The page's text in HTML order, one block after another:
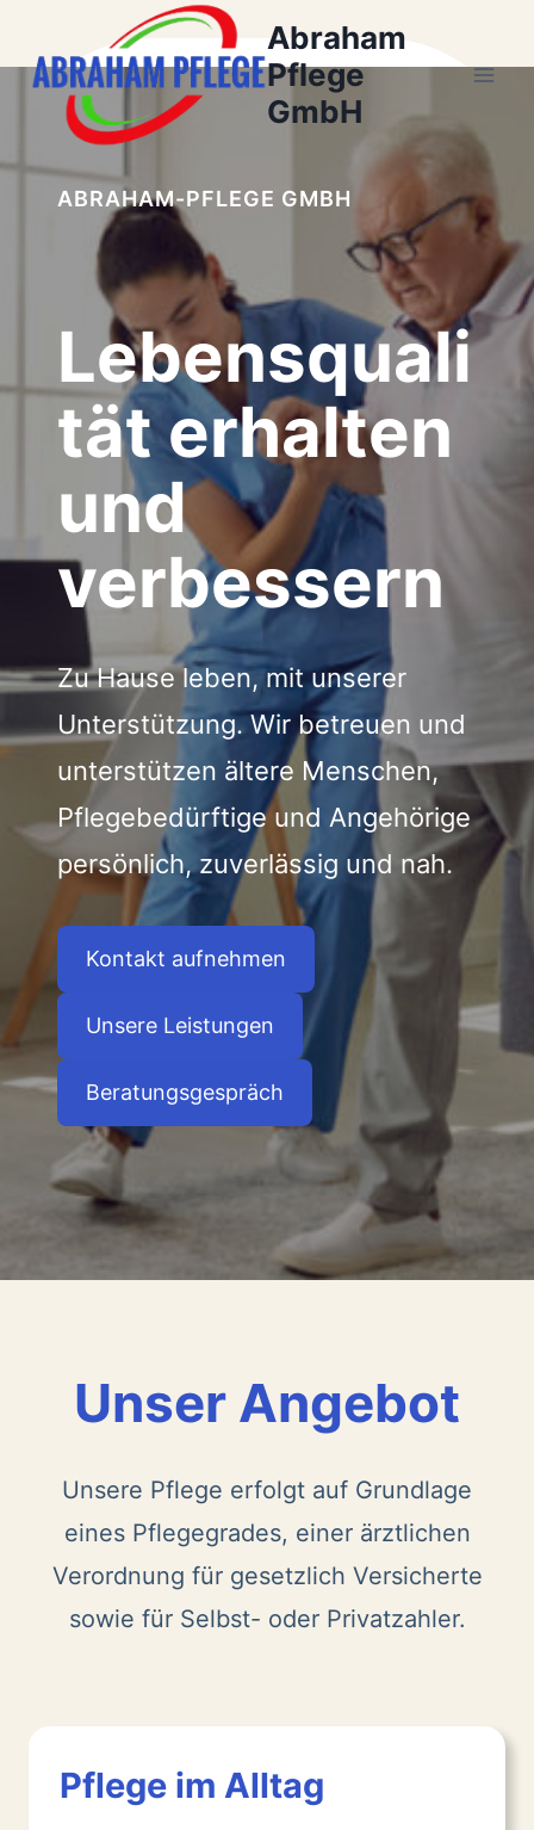
springen
Abraham
Pflege
GmbH
ABRAHAM-PFLEGE GMBH
Lebensquali
tät erhalten
und
verbessern
Zu Hause leben, mit unserer
Unterstützung. Wir betreuen und
unterstützen ältere Menschen,
Pflegebedürftige und Angehörige
persönlich, zuverlässig und nah.
Kontakt aufnehmen
Unsere Leistungen
Beratungsgespräch
Unser Angebot
Unsere Pflege erfolgt auf Grundlage
eines Pflegegrades, einer ärztlichen
Verordnung für gesetzlich Versicherte
sowie für Selbst- oder Privatzahler.
Pflege im Alltag